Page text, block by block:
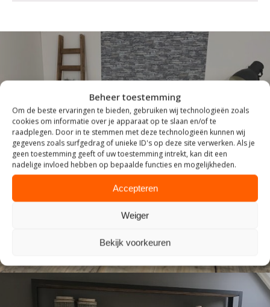
Beheer toestemming
Om de beste ervaringen te bieden, gebruiken wij technologieën zoals
cookies om informatie over je apparaat op te slaan en/of te
raadplegen. Door in te stemmen met deze technologieën kunnen wij
gegevens zoals surfgedrag of unieke ID's op deze site verwerken. Als je
geen toestemming geeft of uw toestemming intrekt, kan dit een
nadelige invloed hebben op bepaalde functies en mogelijkheden.
Accepteren
Weiger
Bekijk voorkeuren
TAFELS